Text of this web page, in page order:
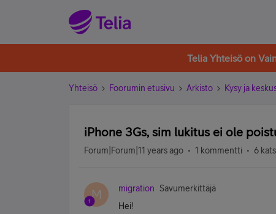
Telia Yhteisö on
Yhteisö Foorumin etusivu Arkisto Kysy ja
iPhone 3Gs, sim lukitus ei ole
Forum|Forum|11 years ago 1 kommentti 6
M migration
Savumerkittäjä
Hei!